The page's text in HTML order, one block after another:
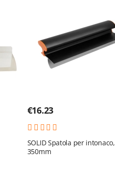
€16.23
SOLID Spatola per intonaco,
350mm